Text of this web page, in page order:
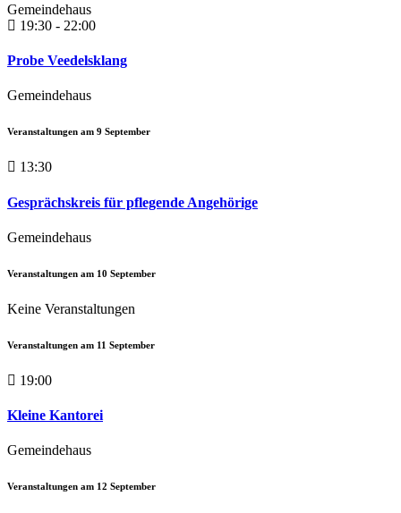
Gemeindehaus
19:30 - 22:00
Probe Veedelsklang
Gemeindehaus
Veranstaltungen am 9 September
13:30
Gesprächskreis für pflegende Angehörige
Gemeindehaus
Veranstaltungen am 10 September
Keine Veranstaltungen
Veranstaltungen am 11 September
19:00
Kleine Kantorei
Gemeindehaus
Veranstaltungen am 12 September